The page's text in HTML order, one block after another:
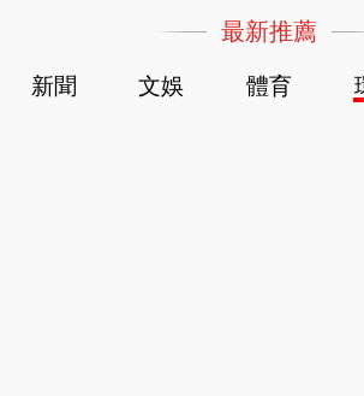
最新推薦
新聞 文娛 體育